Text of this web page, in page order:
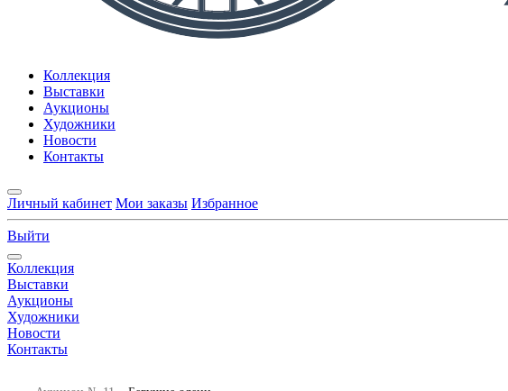
Коллекция
Выставки
Аукционы
Художники
Новости
Контакты
Личный кабинет Мои заказы Избранное
Выйти
Коллекция
Выставки
Аукционы
Художники
Новости
Контакты